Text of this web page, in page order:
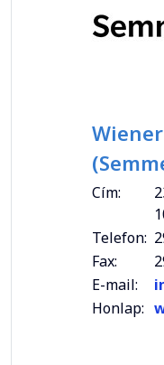
Cím:
Telefon:
Fax:
E-mail:
Honlap: